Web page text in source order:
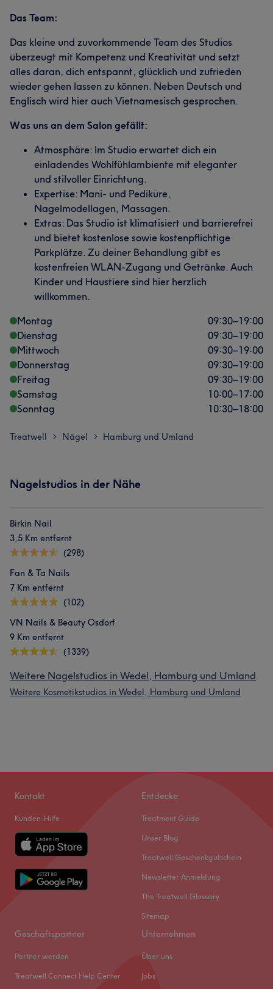
Das Team:
Das kleine und zuvorkommende Team des Studios
überzeugt mit Kompetenz und Kreativität und setzt
alles daran, dich entspannt, glücklich und zufrieden
wieder gehen lassen zu können. Neben Deutsch und
Englisch wird hier auch Vietnamesisch gesprochen.
Was uns an dem Salon gefällt:
Atmosphäre: Im Studio erwartet dich ein
einladendes Wohlfühlambiente mit eleganter
und stilvoller Einrichtung.
Expertise: Mani- und Pediküre,
Nagelmodellagen, Massagen.
Extras: Das Studio ist klimatisiert und barrierefrei
und bietet kostenlose sowie kostenpflichtige
Parkplätze. Zu deiner Behandlung gibt es
kostenfreien WLAN-Zugang und Getränke. Auch
Kinder und Haustiere sind hier herzlich
willkommen.
Montag
09:30–19:00
Dienstag
09:30–19:00
Mittwoch
09:30–19:00
Donnerstag
09:30–19:00
Freitag
09:30–19:00
Samstag
10:00–17:00
Sonntag
10:30–18:00
Treatwell > Nägel > Hamburg und Umland
Nagelstudios in der Nähe
Birkin Nail
3,5 Km entfernt
(298)
Fan & Ta Nails
7 Km entfernt
(102)
VN Nails & Beauty Osdorf
9 Km entfernt
(1339)
Weitere Nagelstudios in Wedel, Hamburg und Umland
Weitere Kosmetikstudios in Wedel, Hamburg und Umland
Kontakt
Kunden-Hilfe
Entdecke
Treatment Guide
Unser Blog
Treatwell Geschenkgutschein
Newsletter Anmeldung
The Treatwell Glossary
Sitemap
Geschäftspartner
Partner werden
Treatwell Connect Help Center
Unternehmen
Über uns
Jobs